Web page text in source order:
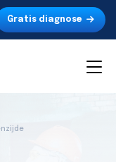
Gratis diagnose